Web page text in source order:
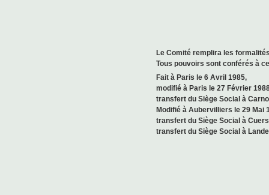
Le Comité remplira les
Tous pouvoirs sont conférés à
Fait à Paris le 6 Avril 1985,
modifié à Paris le 27 Février
transfert du Siège Social à
Modifié à Aubervilliers le 29 Mai
transfert du Siège Social à
transfert du Siège Social à